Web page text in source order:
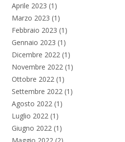
Aprile 2023 (1)
Marzo 2023 (1)
Febbraio 2023 (1)
Gennaio 2023 (1)
Dicembre 2022 (1)
Novembre 2022 (1)
Ottobre 2022 (1)
Settembre 2022 (1)
Agosto 2022 (1)
Luglio 2022 (1)
Giugno 2022 (1)
Maggio 2022 (2)